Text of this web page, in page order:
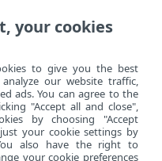
>
mrežni
your cookies
to give you the best
our website traffic,
ads. You can agree to the
"Accept all and close",
by choosing "Accept
your cookie settings by
also have the right to
your cookie preferences